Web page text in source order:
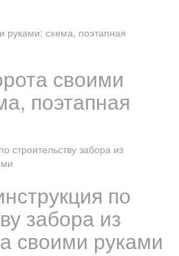
своими
поэтапная
по
забора из
своими руками